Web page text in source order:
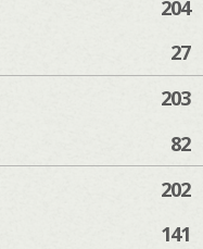
204
27
203
82
202
141